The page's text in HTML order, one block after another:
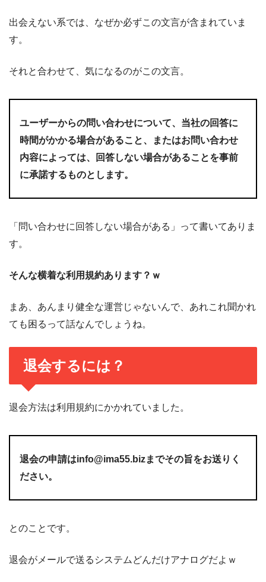
出会えない系では、なぜか必ずこの文言が含まれていま
す。
それと合わせて、気になるのがこの文言。
ユーザーからの問い合わせについて、当社の回答に
時間がかかる場合があること、またはお問い合わせ
内容によっては、回答しない場合があることを事前
に承諾するものとします。
「問い合わせに回答しない場合がある」って書いてありま
す。
そんな横着な利用規約あります？ｗ
まあ、あんまり健全な運営じゃないんで、あれこれ聞かれ
ても困るって話なんでしょうね。
退会するには？
退会方法は利用規約にかかれていました。
退会の申請はinfo@ima55.bizまでその旨をお送りく
ださい。
とのことです。
退会がメールで送るシステムどんだけアナログだよｗ